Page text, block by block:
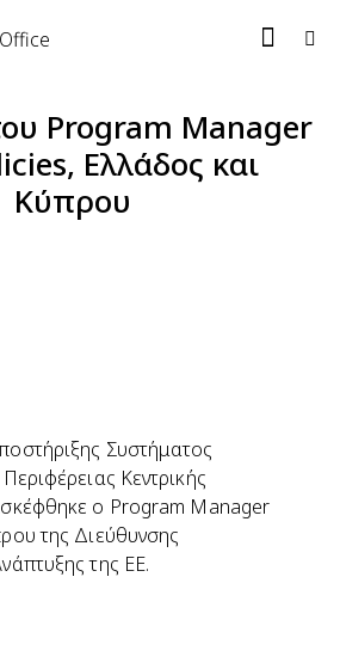
Program Manager
Ελλάδος και
Κύπρου
Συστήματος
Κεντρικής
ο Program Manager
της Διεύθυνσης
της ΕΕ.